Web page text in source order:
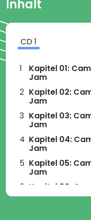
Inhalt
CD1
1 Kapitel 01:
Jam
2 Kapitel 02:
Jam
3 Kapitel 03:
Jam
4 Kapitel 04:
Jam
5 Kapitel 05:
Jam
6 Kapitel 06:
Jam